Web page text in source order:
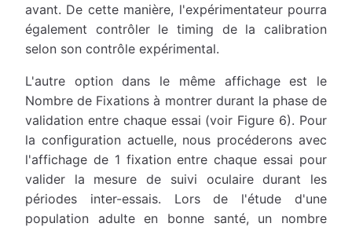
avant. De cette manière, l'expérimentateur pourra
également contrôler le timing de la calibration
selon son contrôle expérimental.
L'autre option dans le même affichage est le
Nombre de Fixations à montrer durant la phase de
validation entre chaque essai (voir Figure 6). Pour
la configuration actuelle, nous procéderons avec
l'affichage de 1 fixation entre chaque essai pour
valider la mesure de suivi oculaire durant les
périodes inter-essais. Lors de l'étude d'une
population adulte en bonne santé, un nombre